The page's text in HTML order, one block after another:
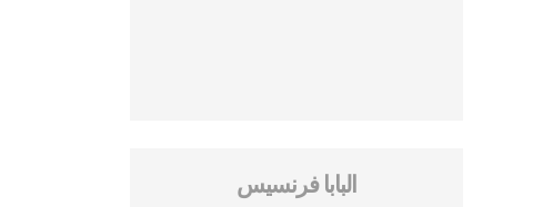
البابا فرنسيس